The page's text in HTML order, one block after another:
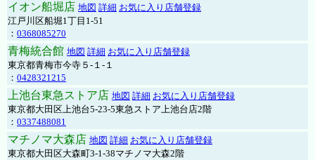
イオン船堀店 地図 詳細 お気に入り店舗登録
江戸川区船堀1丁目1-51
： 0368085270
青梅統合館 地図 詳細 お気に入り店舗登録
東京都青梅市今寺５-１-１
： 0428321215
上池台東急ストア店 地図 詳細 お気に入り店舗登録
東京都大田区上池台5-23-5東急ストア上池台店2階
： 0337488081
マチノマ大森店 地図 詳細 お気に入り店舗登録
東京都大田区大森町3-1-38マチノマ大森2階